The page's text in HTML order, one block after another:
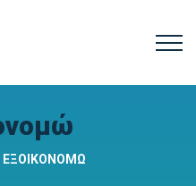
ΕΞΟΙΚΟΝΟΜΏ